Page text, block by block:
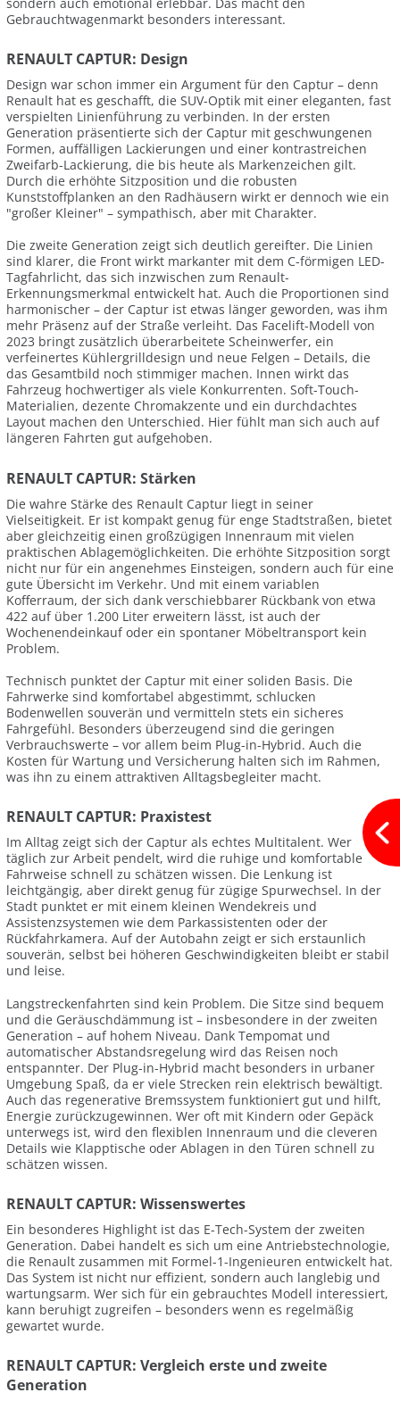
Gebrauchtwagenmarkt besonders interessant.
RENAULT CAPTUR: Design
Design war schon immer ein Argument für den Captur – denn
Renault hat es geschafft, die SUV-Optik mit einer eleganten, fast
verspielten Linienführung zu verbinden. In der ersten
Generation präsentierte sich der Captur mit geschwungenen
Formen, auffälligen Lackierungen und einer kontrastreichen
Zweifarb-Lackierung, die bis heute als Markenzeichen gilt.
Durch die erhöhte Sitzposition und die robusten
Kunststoffplanken an den Radhäusern wirkt er dennoch wie ein
"großer Kleiner" – sympathisch, aber mit Charakter.
Die zweite Generation zeigt sich deutlich gereifter. Die Linien
sind klarer, die Front wirkt markanter mit dem C-förmigen LED-
Tagfahrlicht, das sich inzwischen zum Renault-
Erkennungsmerkmal entwickelt hat. Auch die Proportionen sind
harmonischer – der Captur ist etwas länger geworden, was ihm
mehr Präsenz auf der Straße verleiht. Das Facelift-Modell von
2023 bringt zusätzlich überarbeitete Scheinwerfer, ein
verfeinertes Kühlergrilldesign und neue Felgen – Details, die
das Gesamtbild noch stimmiger machen. Innen wirkt das
Fahrzeug hochwertiger als viele Konkurrenten. Soft-Touch-
Materialien, dezente Chromakzente und ein durchdachtes
Layout machen den Unterschied. Hier fühlt man sich auch auf
längeren Fahrten gut aufgehoben.
RENAULT CAPTUR: Stärken
Die wahre Stärke des Renault Captur liegt in seiner
Vielseitigkeit. Er ist kompakt genug für enge Stadtstraßen, bietet
aber gleichzeitig einen großzügigen Innenraum mit vielen
praktischen Ablagemöglichkeiten. Die erhöhte Sitzposition sorgt
nicht nur für ein angenehmes Einsteigen, sondern auch für eine
gute Übersicht im Verkehr. Und mit einem variablen
Kofferraum, der sich dank verschiebbarer Rückbank von etwa
422 auf über 1.200 Liter erweitern lässt, ist auch der
Wochenendeinkauf oder ein spontaner Möbeltransport kein
Problem.
Technisch punktet der Captur mit einer soliden Basis. Die
Fahrwerke sind komfortabel abgestimmt, schlucken
Bodenwellen souverän und vermitteln stets ein sicheres
Fahrgefühl. Besonders überzeugend sind die geringen
Verbrauchswerte – vor allem beim Plug-in-Hybrid. Auch die
Kosten für Wartung und Versicherung halten sich im Rahmen,
was ihn zu einem attraktiven Alltagsbegleiter macht.
RENAULT CAPTUR: Praxistest
Im Alltag zeigt sich der Captur als echtes Multitalent. Wer
täglich zur Arbeit pendelt, wird die ruhige und komfortable
Fahrweise schnell zu schätzen wissen. Die Lenkung ist
leichtgängig, aber direkt genug für zügige Spurwechsel. In der
Stadt punktet er mit einem kleinen Wendekreis und
Assistenzsystemen wie dem Parkassistenten oder der
Rückfahrkamera. Auf der Autobahn zeigt er sich erstaunlich
souverän, selbst bei höheren Geschwindigkeiten bleibt er stabil
und leise.
Langstreckenfahrten sind kein Problem. Die Sitze sind bequem
und die Geräuschdämmung ist – insbesondere in der zweiten
Generation – auf hohem Niveau. Dank Tempomat und
automatischer Abstandsregelung wird das Reisen noch
entspannter. Der Plug-in-Hybrid macht besonders in urbaner
Umgebung Spaß, da er viele Strecken rein elektrisch bewältigt.
Auch das regenerative Bremssystem funktioniert gut und hilft,
Energie zurückzugewinnen. Wer oft mit Kindern oder Gepäck
unterwegs ist, wird den flexiblen Innenraum und die cleveren
Details wie Klapptische oder Ablagen in den Türen schnell zu
schätzen wissen.
RENAULT CAPTUR: Wissenswertes
Ein besonderes Highlight ist das E-Tech-System der zweiten
Generation. Dabei handelt es sich um eine Antriebstechnologie,
die Renault zusammen mit Formel-1-Ingenieuren entwickelt hat.
Das System ist nicht nur effizient, sondern auch langlebig und
wartungsarm. Wer sich für ein gebrauchtes Modell interessiert,
kann beruhigt zugreifen – besonders wenn es regelmäßig
gewartet wurde.
RENAULT CAPTUR: Vergleich erste und zweite
Generation